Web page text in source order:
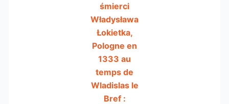
śmierci
Władysława
Łokietka,
Pologne en
1333 au
temps de
Wladislas le
Bref :